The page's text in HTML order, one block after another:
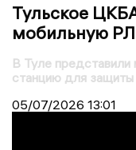
Тульское
мобильную
В Туле
станцию для
05/07/2026 13:01